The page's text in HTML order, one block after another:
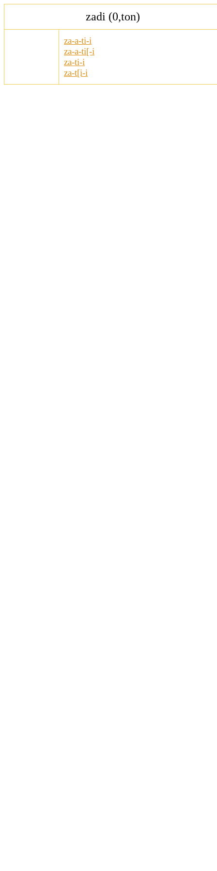
zadi (0,ton)
za-a-ti-i
za-a-ti[-i
za-ti-i
za-t[i-i